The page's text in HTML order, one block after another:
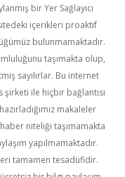
bir Yer Sağlayıcı
içerikleri proaktif
bulunmamaktadır.
taşımakta olup,
sayılırlar. Bu internet
ile hiçbir bağlantısı
makaleler
niteliği taşımamakta
yapılmamaktadır.
tamamen tesadüfidir.